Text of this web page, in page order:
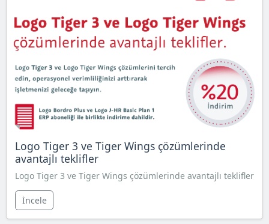
Logo Tiger 3 ve Tiger Wings çözümlerinde
avantajlı teklifler
Logo Tiger 3 ve Tiger Wings çözümlerinde avantajlı teklifler
İncele